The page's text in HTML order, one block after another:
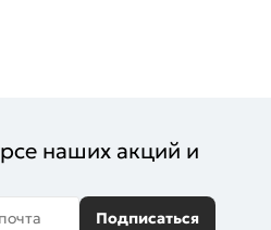
наших акций и
Подписаться